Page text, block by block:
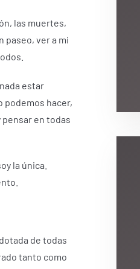
las muertes,
paseo, ver a mi
estar
podemos hacer,
en todas
la única.
de todas
tanto como